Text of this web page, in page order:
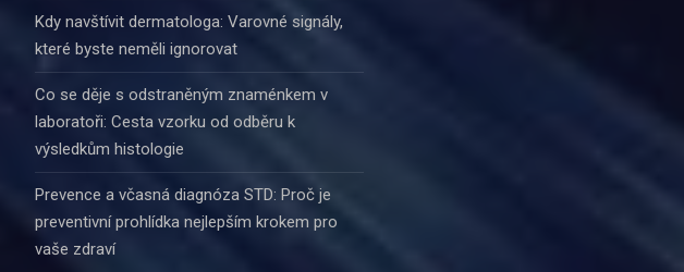
Kdy navštívit dermatologa: Varovné signály,
které byste neměli ignorovat
Co se děje s odstraněným znaménkem v
laboratoři: Cesta vzorku od odběru k
výsledkům histologie
Prevence a včasná diagnóza STD: Proč je
preventivní prohlídka nejlepším krokem pro
vaše zdraví